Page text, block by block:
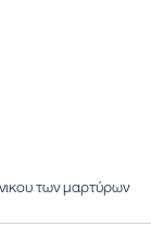
των μαρτύρων